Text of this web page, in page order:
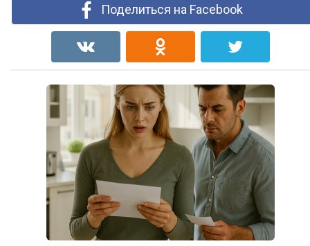
Поделиться на Facebook